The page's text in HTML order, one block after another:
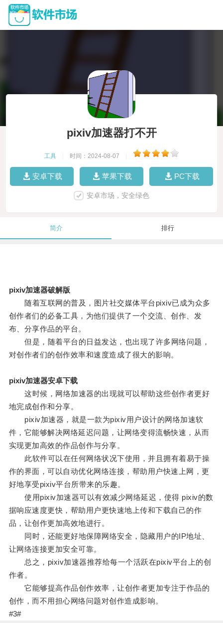
pixiv加速器打不开
工具 时间：2024-08-07
安卓下载 苹果下载 PC下载
安卓市场，安全绿色
简介 排行
pixiv加速器破解版
随着互联网的普及，图片社交媒体平台pixiv已成为众多
创作者们的必备工具，为他们提供了一个交流、创作、发
布、分享作品的平台。
但是，随着平台的日益发达，也出现了许多网络问题，
对创作者们的创作效率和速度造成了很大的影响。
pixiv加速器安卓下载
这时候，网络加速器的出现就可以帮助这些创作者更好
地完成创作和分享。
pixiv加速器，就是一款为pixiv用户设计的网络加速软
件，它能够解决网络延迟问题，让网络变得流畅快速，从而
实现更加高效的作品创作与分享。
此软件可以在任何网络状况下使用，并且拥有着易于操
作的界面，可以自动优化网络连接，帮助用户快速上网，更
好地享受pixiv平台所带来的乐趣。
使用pixiv加速器可以有效减少网络延迟，使得 pixiv的数
据响应速度更快，帮助用户更快速地上传和下载自己的作
品，让创作更加高效地进行。
同时，还能更好地保障网络安全，隐藏用户的IP地址、
让网络连接更加安全可靠。
总之，pixiv加速器推荐给每一个活跃在pixiv平台上的创
作者。
它能够提高作品创作效率，让创作者更加专注于作品的
创作，而不用担心网络问题对创作造成影响。
#3#